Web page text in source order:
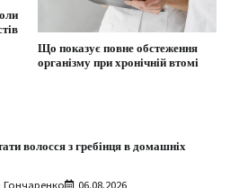
Що показує повне обстеження
організму при хронічній втомі
волосся з гребінця в домашніх
Гончаренко 06.08.2026